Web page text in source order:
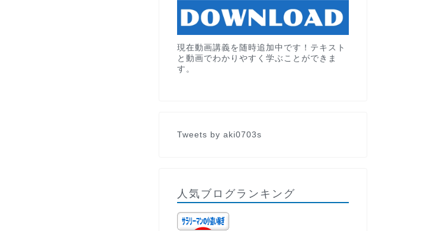
現在動画講義を随時追加中です！テキスト
と動画でわかりやすく学ぶことができま
す。
Tweets by aki0703s
人気ブログランキング